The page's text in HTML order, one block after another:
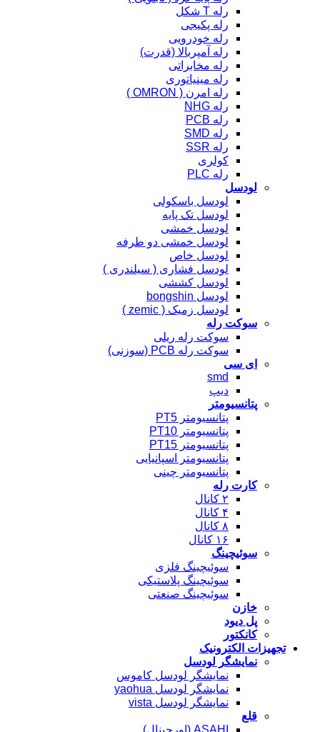
رله T شکل
رله پکیجی
رله خودرویی
رله آمپربالا (قدرت)
رله مخابراتی
رله مینیاتوری
رله امرن ( OMRON )
رله NHG
رله PCB
رله SMD
رله SSR
کولری
رله PLC
لودسل
لودسل باسکولی
لودسل تک پایه
لودسل خمشی
لودسل خمشی دو طرفه
لودسل خاص
لودسل فشاری ( سیلندری )
لودسل کششی
لودسل bongshin
لودسل زمیک ( zemic )
سوکت رله
سوکت رله ریلی
سوکت رله PCB (سوزنی)
ای سی
smd
دیپ
پتانسیومتر
پتانسیومتر PT5
پتانسیومتر PT10
پتانسیومتر PT15
پتانسیومتر اسپانیایی
پتانسیومتر چینی
کارت رله
۲ کانال
۴ کانال
۸ کانال
۱۶ کانال
سوئیچینگ
سوئیچینگ فلزی
سوئیچینگ پلاستیکی
سوئیچینگ صنعتی
خازن
پل دیود
کانکتور
تجهیزات الکترونیک
نمایشگر لودسل
نمایشگر لودسل کاموس
نمایشگر لودسل yaohua
نمایشگر لودسل vista
قلع
ASAHI (اورجینال)